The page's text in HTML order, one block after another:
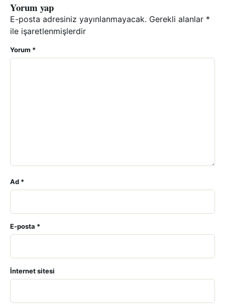
Yorum yap
E-posta adresiniz yayınlanmayacak. Gerekli alanlar *
ile işaretlenmişlerdir
Yorum *
Ad *
E-posta *
İnternet sitesi